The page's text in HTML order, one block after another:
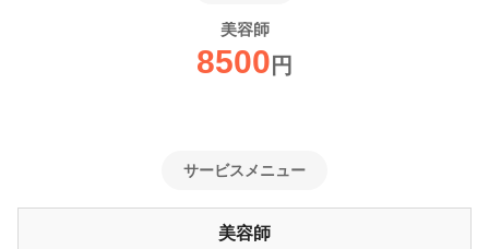
美容師
8500 円
サービスメニュー
美容師